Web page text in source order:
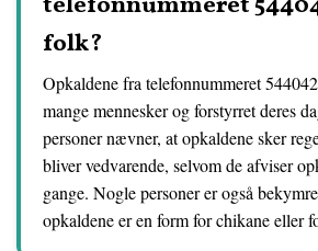
folk?
Opkaldene fra telefonnummeret
mange mennesker og forstyrret deres
personer nævner, at opkaldene sker
bliver vedvarende, selvom de afviser
gange. Nogle personer er også
opkaldene er en form for chikane eller